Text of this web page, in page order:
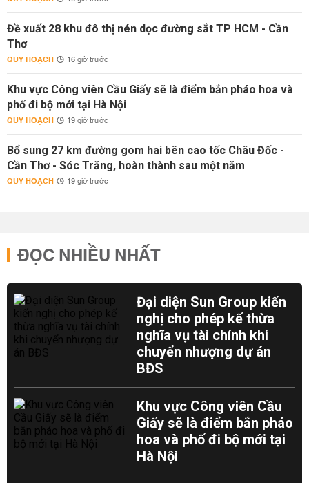
Đề xuất 28 khu đô thị nén dọc đường sắt TP HCM - Cần
Thơ
QUY HOẠCH 16 giờ trước
Khu vực Công viên Cầu Giấy sẽ là điểm bắn pháo hoa và
phố đi bộ mới tại Hà Nội
QUY HOẠCH 19 giờ trước
Bổ sung 27 km đường gom hai bên cao tốc Châu Đốc -
Cần Thơ - Sóc Trăng, hoàn thành sau một năm
QUY HOẠCH 19 giờ trước
ĐỌC NHIỀU NHẤT
Đại diện Sun Group kiến
nghị cho phép kế thừa
nghĩa vụ tài chính khi
chuyển nhượng dự án
BĐS
Khu vực Công viên Cầu
Giấy sẽ là điểm bắn pháo
hoa và phố đi bộ mới tại
Hà Nội